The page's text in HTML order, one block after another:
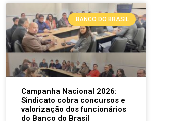
BANCO DO BRASIL
Campanha Nacional 2026:
Sindicato cobra concursos e
valorização dos funcionários
do Banco do Brasil